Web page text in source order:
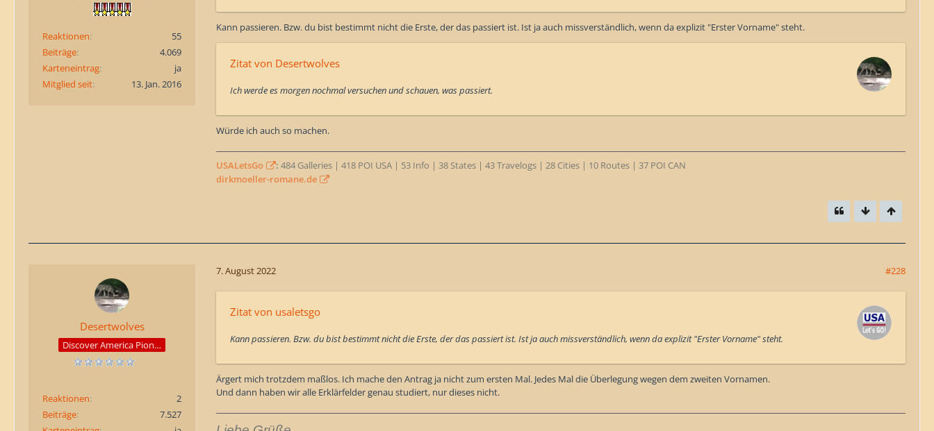
Reaktionen
55
Beiträge
4.069
Karteneintrag
ja
Mitglied seit
13. Jan. 2016
Kann passieren. Bzw. du bist bestimmt nicht die Erste, der das passiert ist. Ist ja auch missverständlich, wenn da explizit "Erster Vorname" steht.
Zitat von Desertwolves
Ich werde es morgen nochmal versuchen und schauen, was passiert.
Würde ich auch so machen.
USALetsGo : 484 Galleries | 418 POI USA | 53 Info | 38 States | 43 Travelogs | 28 Cities | 10 Routes | 37 POI CAN
dirkmoeller-romane.de
Desertwolves
Discover America Pioneer
Reaktionen
2
Beiträge
7.527
7. August 2022 #228
Zitat von usaletsgo
Kann passieren. Bzw. du bist bestimmt nicht die Erste, der das passiert ist. Ist ja auch missverständlich, wenn da explizit "Erster Vorname" steht.
Ärgert mich trotzdem maßlos. Ich mache den Antrag ja nicht zum ersten Mal. Jedes Mal die Überlegung wegen dem zweiten Vornamen.
Und dann haben wir alle Erklärfelder genau studiert, nur dieses nicht.